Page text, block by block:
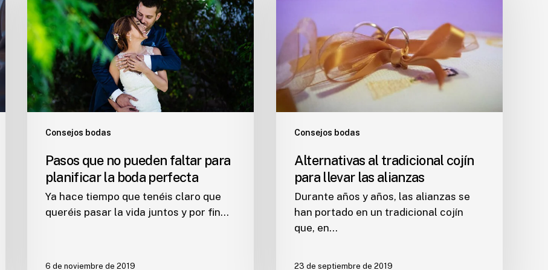
Consejos bodas
pueden
faltar
para
planificar
la
boda
perfecta
Pasos que no pueden faltar para
planificar la boda perfecta
Ya hace tiempo que tenéis claro que
queréis pasar la vida juntos y por fin…
6 de noviembre de 2019
Consejos bodas
para
llevar
las
alianzas
Alternativas al tradicional cojín
para llevar las alianzas
Durante años y años, las alianzas se
han portado en un tradicional cojín
que, en…
23 de septiembre de 2019